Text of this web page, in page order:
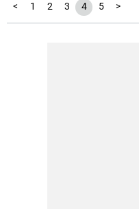
< 1 2 3 4 5 >